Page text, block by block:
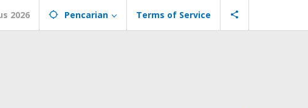
2026 Pencarian Terms of Service